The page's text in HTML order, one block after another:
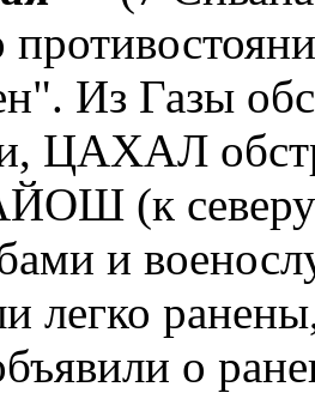
Из Газы
ЦАХАЛ
(к северу
и
легко
о